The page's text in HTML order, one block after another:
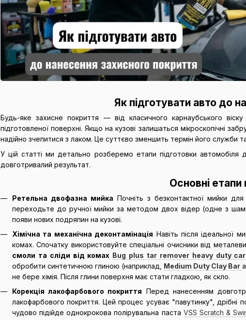
Як підготувати авто до
Будь-яке захисне покриття — від класичного карнаубського
підготовленої поверхні. Якщо на кузові залишаться мікроскопічні
надійно зчепитися з лаком. Це суттєво зменшить термін його служби та
У цій статті ми детально розберемо етапи підготовки
довготривалий результат.
Основні етапи
Ретельна двофазна мийка Почніть з безконтактної мийки
переходьте до ручної мийки за методом двох відер (одне з
появи нових подряпин на кузові.
Хімічна та механічна деконтамінація Навіть після ідеальної
комах. Спочатку використовуйте спеціальні очисники від
смоли та сліди від комах Bug plus tar remover heavy duty
обробити синтетичною глиною (наприклад, Medium Duty Clay Bar
не бере хімія. Після глини поверхня має стати гладкою, як скло.
Корекція лакофарбового покриття Перед нанесенням
лакофарбового покриття. Цей процес усуває "павутинку", дрібні
чудово підійде однокрокова полірувальна паста VSS Scratch &